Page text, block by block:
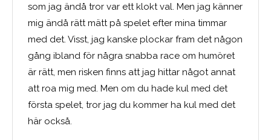
som jag ändå tror var ett klokt val. Men jag känner
mig ändå rätt mätt på spelet efter mina timmar
med det. Visst, jag kanske plockar fram det någon
gång ibland för några snabba race om humöret
är rätt, men risken finns att jag hittar något annat
att roa mig med. Men om du hade kul med det
första spelet, tror jag du kommer ha kul med det
här också.